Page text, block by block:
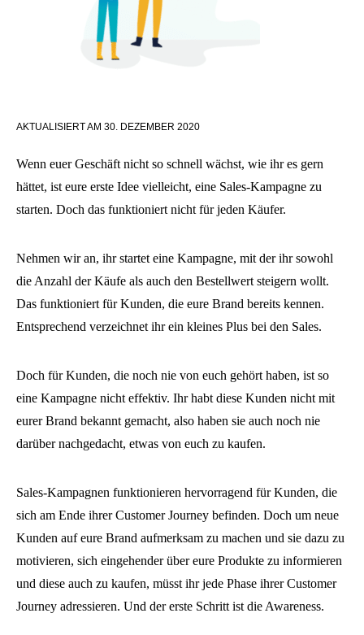
AKTUALISIERT AM 30. DEZEMBER 2020
Wenn euer Geschäft nicht so schnell wächst, wie ihr es gern
hättet, ist eure erste Idee vielleicht, eine Sales-Kampagne zu
starten. Doch das funktioniert nicht für jeden Käufer.
Nehmen wir an, ihr startet eine Kampagne, mit der ihr sowohl
die Anzahl der Käufe als auch den Bestellwert steigern wollt.
Das funktioniert für Kunden, die eure Brand bereits kennen.
Entsprechend verzeichnet ihr ein kleines Plus bei den Sales.
Doch für Kunden, die noch nie von euch gehört haben, ist so
eine Kampagne nicht effektiv. Ihr habt diese Kunden nicht mit
eurer Brand bekannt gemacht, also haben sie auch noch nie
darüber nachgedacht, etwas von euch zu kaufen.
Sales-Kampagnen funktionieren hervorragend für Kunden, die
sich am Ende ihrer Customer Journey befinden. Doch um neue
Kunden auf eure Brand aufmerksam zu machen und sie dazu zu
motivieren, sich eingehender über eure Produkte zu informieren
und diese auch zu kaufen, müsst ihr jede Phase ihrer Customer
Journey adressieren. Und der erste Schritt ist die Awareness.